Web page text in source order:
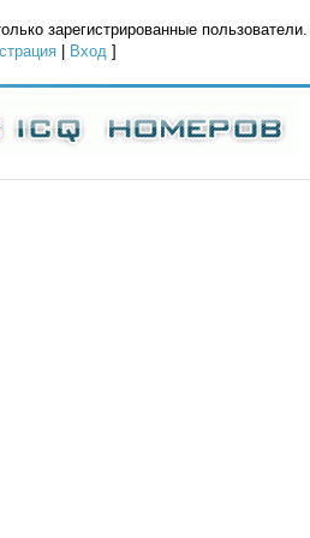
зарегистрированные пользователи.
Вход ]